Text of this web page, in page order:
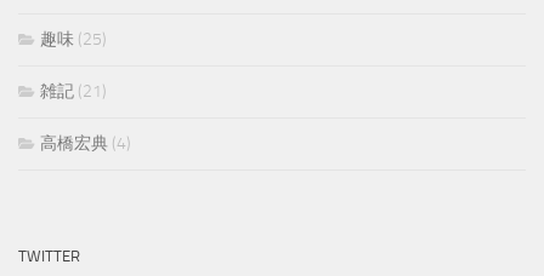
趣味 (25)
雑記 (21)
高橋宏典 (4)
TWITTER